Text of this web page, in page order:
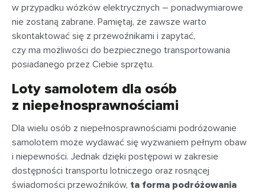
w przypadku wózków elektrycznych – ponadwymiarowe
nie zostaną zabrane. Pamiętaj, że zawsze warto
skontaktować się z przewoźnikami i zapytać,
czy ma możliwości do bezpiecznego transportowania
posiadanego przez Ciebie sprzętu.
Loty samolotem dla osób
z niepełnosprawnościami
Dla wielu osób z niepełnosprawnościami podróżowanie
samolotem może wydawać się wyzwaniem pełnym obaw
i niepewności. Jednak dzięki postępowi w zakresie
dostępności transportu lotniczego oraz rosnącej
świadomości przewoźników, ta forma podróżowania